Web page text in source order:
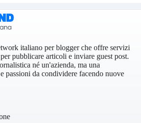
italiano per blogger che offre servizi
pubblicare articoli e inviare guest post.
né un'azienda, ma una
passioni da condividere facendo nuove